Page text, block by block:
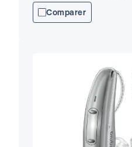
Comparer